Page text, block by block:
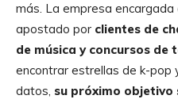
más. La empresa
apostado por clientes de
de música y concursos
encontrar estrellas de k-pop
datos, su próximo